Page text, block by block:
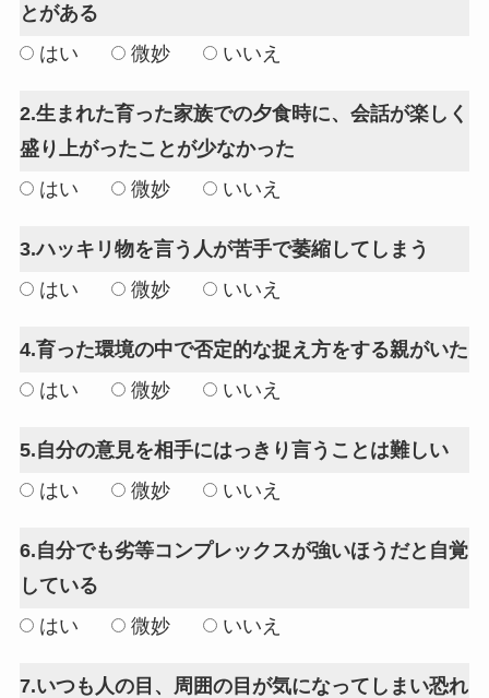
とがある
はい
微妙 いいえ
2.生まれた育った家族での夕食時に、会話が楽しく
盛り上がったことが少なかった
はい
微妙 いいえ
3.ハッキリ物を言う人が苦手で萎縮してしまう
はい
微妙 いいえ
4.育った環境の中で否定的な捉え方をする親がいた
はい
微妙 いいえ
5.自分の意見を相手にはっきり言うことは難しい
はい
微妙 いいえ
6.自分でも劣等コンプレックスが強いほうだと自覚
している
はい
微妙 いいえ
7.いつも人の目、周囲の目が気になってしまい恐れ